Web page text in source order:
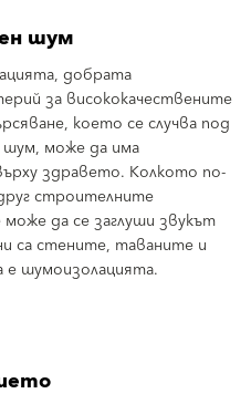
шум
добрата
за висококачествените
което се случва под
шум, може да има
здравето. Колкото по-
строителните
да се заглуши звукът
са стените, таваните и
шумоизолацията.